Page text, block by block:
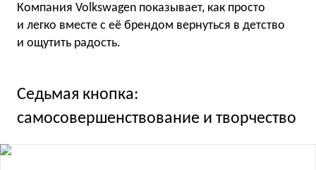
Компания Volkswagen показывает, как просто
и легко вместе с её брендом вернуться в детство
и ощутить радость.
Седьмая кнопка:
самосовершенствование и творчество